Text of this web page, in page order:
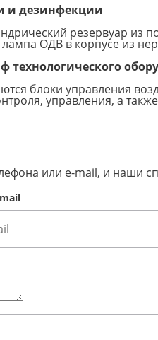
и дезинфекции
резервуар из
ОДВ в корпусе из
блоки управления
управления, а
или e-mail, и наши